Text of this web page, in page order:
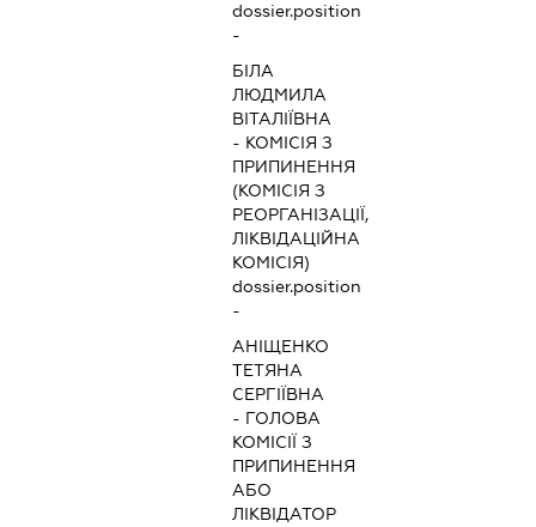
dossier.position
-
БІЛА
ЛЮДМИЛА
ВІТАЛІЇВНА
- КОМІСІЯ З
ПРИПИНЕННЯ
(КОМІСІЯ З
РЕОРГАНІЗАЦІЇ,
ЛІКВІДАЦІЙНА
КОМІСІЯ)
dossier.position
-
АНІЩЕНКО
ТЕТЯНА
СЕРГІЇВНА
- ГОЛОВА
КОМІСІЇ З
ПРИПИНЕННЯ
АБО
ЛІКВІДАТОР